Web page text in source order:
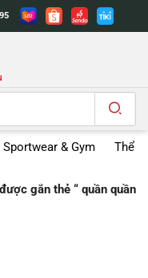
Sportwear & Gym Thể
gắn thẻ “ quần quần